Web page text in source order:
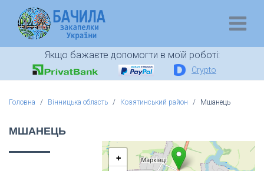
Якщо бажаєте допомогти в моїй роботі:
Crypto
Головна Вінницька область Козятинський район Мшанець
МШАНЕЦЬ
+